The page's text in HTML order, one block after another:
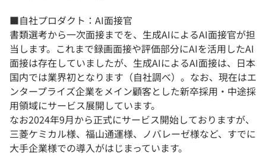
■自社プロダクト：AI面接官
書類選考から一次面接までを、生成AIによるAI面接官が担
当します。これまで録画面接や評価部分にAIを活用したAI
面接は存在していましたが、生成AIによるAI面接は、日本
国内では業界初となります（自社調べ）。なお、現在はエ
ンタープライズ企業をメイン顧客とした新卒採用・中途採
用領域にサービス展開しています。
なお2024年9月から正式にサービス開始しておりますが、
三菱ケミカル様、福山通運様、ノバレーゼ様など、すでに
大手企業様での導入がはじまっています。